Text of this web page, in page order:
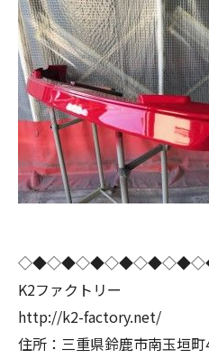
K2ファクトリー
http://k2-factory.net/
住所：三重県鈴鹿市南玉垣